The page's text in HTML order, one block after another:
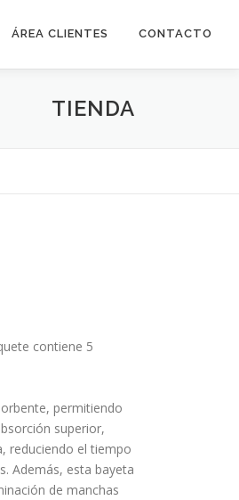
ÁREA CLIENTES CONTACTO
TIENDA
contiene 5
permitiendo
superior,
reduciendo el tiempo
Además, esta bayeta
de manchas